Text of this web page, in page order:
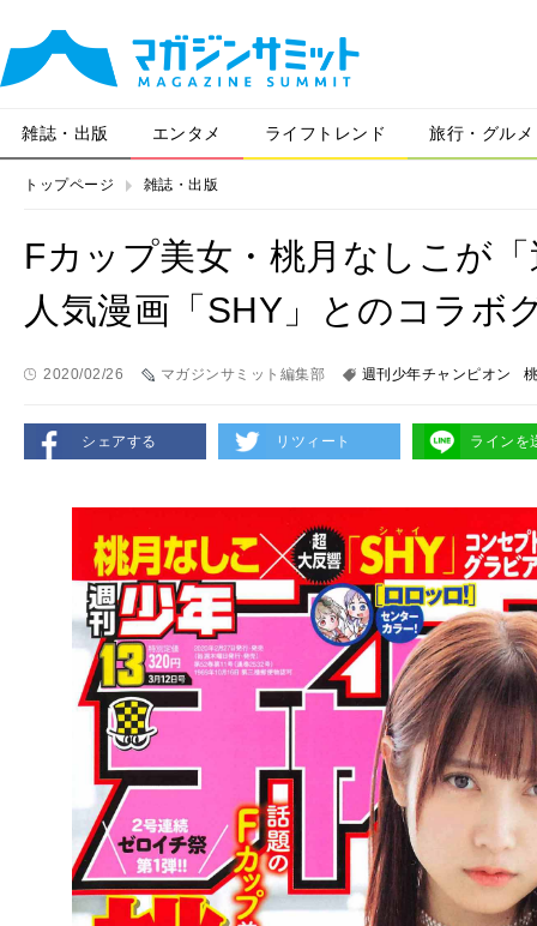
雑誌・出版 エンタメ ライフトレンド 旅行・グルメ
トップページ 雑誌・出版
Fカップ美女・桃月なしこが
人気漫画「SHY」とのコラボ
2020/02/26 マガジンサミット編集部 週刊少年チャンピオン
シェアする リツィート ラインを